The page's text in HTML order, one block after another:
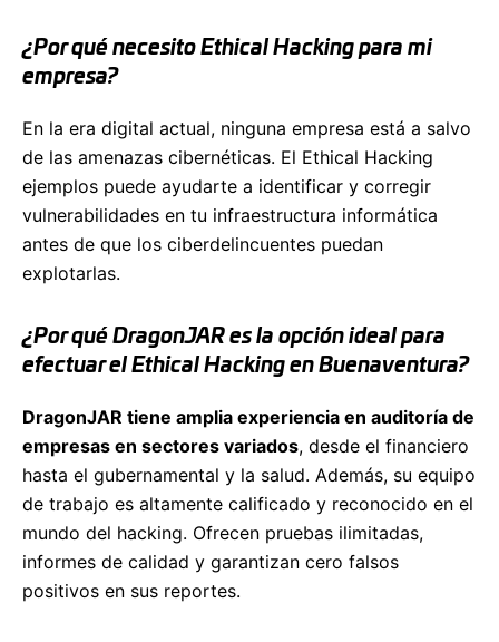
¿Por qué necesito Ethical Hacking para mi
empresa?
En la era digital actual, ninguna empresa está a salvo
de las amenazas cibernéticas. El Ethical Hacking
ejemplos puede ayudarte a identificar y corregir
vulnerabilidades en tu infraestructura informática
antes de que los ciberdelincuentes puedan
explotarlas.
¿Por qué DragonJAR es la opción ideal para
efectuar el Ethical Hacking en Buenaventura?
DragonJAR tiene amplia experiencia en auditoría de
empresas en sectores variados, desde el financiero
hasta el gubernamental y la salud. Además, su equipo
de trabajo es altamente calificado y reconocido en el
mundo del hacking. Ofrecen pruebas ilimitadas,
informes de calidad y garantizan cero falsos
positivos en sus reportes.